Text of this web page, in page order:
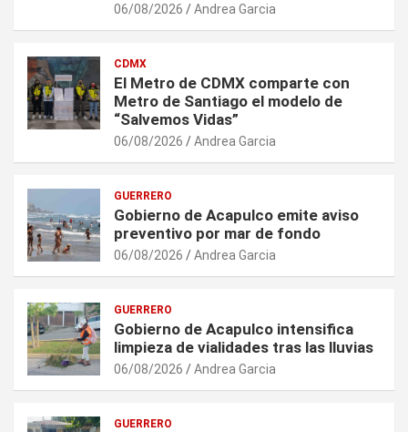
06/08/2026 Andrea Garcia
CDMX
El Metro de CDMX comparte con
Metro de Santiago el modelo de
“Salvemos Vidas”
06/08/2026 Andrea Garcia
GUERRERO
Gobierno de Acapulco emite aviso
preventivo por mar de fondo
06/08/2026 Andrea Garcia
GUERRERO
Gobierno de Acapulco intensifica
limpieza de vialidades tras las lluvias
06/08/2026 Andrea Garcia
GUERRERO